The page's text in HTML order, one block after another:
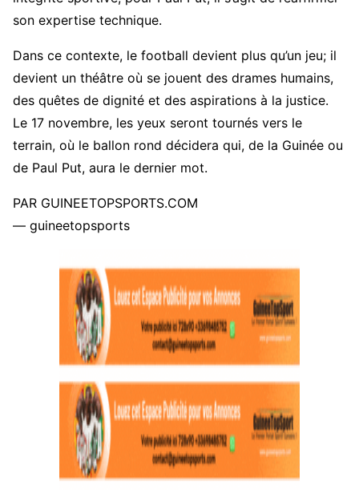
son expertise technique.
Dans ce contexte, le football devient plus qu’un jeu; il
devient un théâtre où se jouent des drames humains,
des quêtes de dignité et des aspirations à la justice.
Le 17 novembre, les yeux seront tournés vers le
terrain, où le ballon rond décidera qui, de la Guinée ou
de Paul Put, aura le dernier mot.
PAR GUINEETOPSPORTS.COM
— guineetopsports